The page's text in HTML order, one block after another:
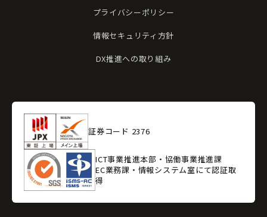
プライバシーポリシー
情報セキュリティ方針
DX推進への取り組み
証券コード 2376
ICT事業推進本部・協働事業推進課
EC業務課・情報システム室にて認証取
得